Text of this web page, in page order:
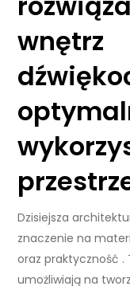
wnętrz
Dzisiejsza
znaczenie na
oraz praktyczność .
umożliwiają na